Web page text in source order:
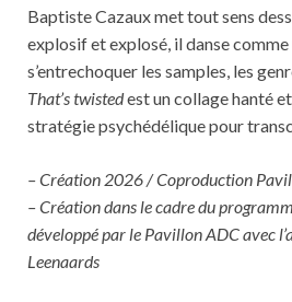
Baptiste Cazaux met tout sens
explosif et explosé, il danse
s’entrechoquer les samples, les
That’s twistedest un collage hanté
stratégie psychédélique pour
– Création 2026 / Coproduction
– Création dans le cadre du
développé par le Pavillon ADC avec
Leenaards